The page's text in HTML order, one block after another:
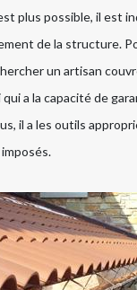
plus possible, il est
de la structure.
un artisan
a la capacité de
il a les outils